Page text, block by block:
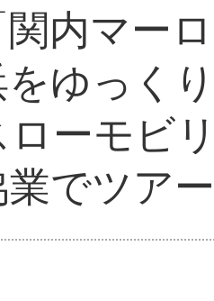
内マー
ゆっく
ローモ
業でツアー